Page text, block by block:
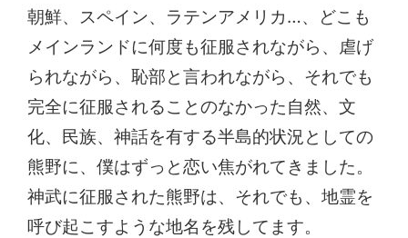
朝鮮、スペイン、ラテンアメリカ…、どこも
メインランドに何度も征服されながら、虐げ
られながら、恥部と言われながら、それでも
完全に征服されることのなかった自然、文
化、民族、神話を有する半島的状況としての
熊野に、僕はずっと恋い焦がれてきました。
神武に征服された熊野は、それでも、地霊を
呼び起こすような地名を残してます。